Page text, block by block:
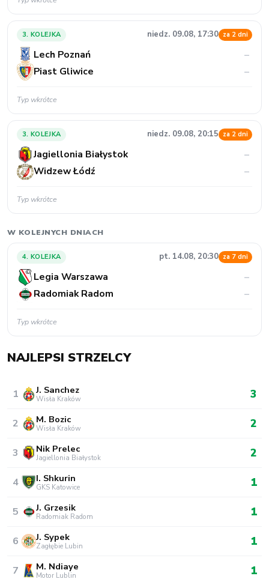
3. KOLEJKA niedz. 09.08, 17:30 za 2 dni
Lech Poznań
–
Piast Gliwice
–
Typ wkrótce
3. KOLEJKA niedz. 09.08, 20:15 za 2 dni
Jagiellonia Białystok
–
Widzew Łódź
–
Typ wkrótce
W KOLEJNYCH DNIACH
4. KOLEJKA pt. 14.08, 20:30 za 7 dni
Legia Warszawa
–
Radomiak Radom
–
Typ wkrótce
NAJLEPSI STRZELCY
1 J. Sanchez
Wisła Kraków 3
2 M. Bozic
Wisła Kraków 2
3 Nik Prelec
Jagiellonia Białystok 2
4 I. Shkurin
GKS Katowice 1
5 J. Grzesik
Radomiak Radom 1
6 J. Sypek
Zagłębie Lubin 1
7 M. Ndiaye
Motor Lublin 1